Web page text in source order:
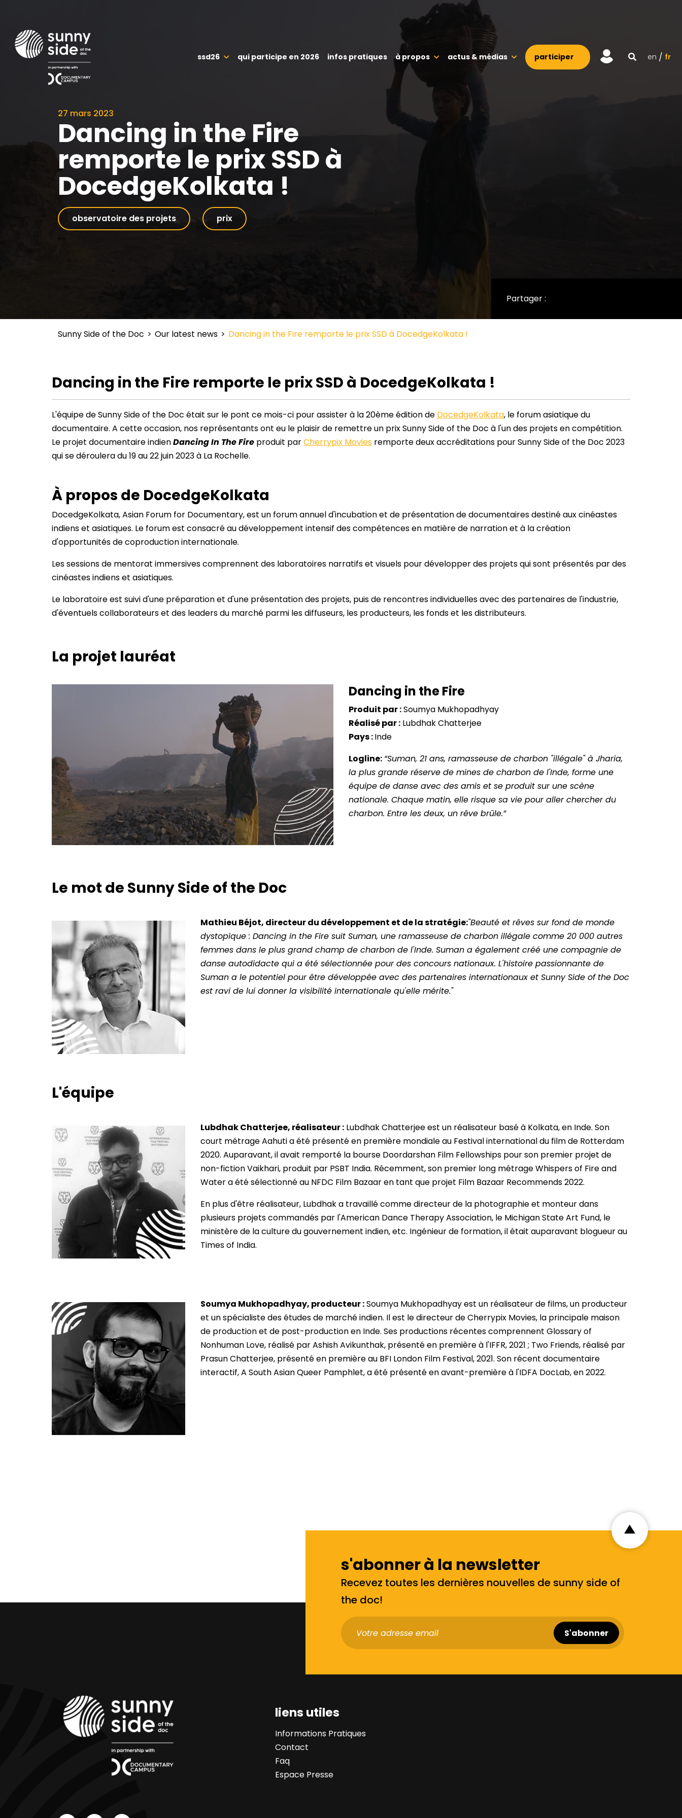
ssd26 qui participe en 2026 infos pratiques à propos actus & médias participer en fr
27 mars 2023
Dancing in the Fire
remporte le prix SSD à
DocedgeKolkata !
observatoire des projets prix
Partager :
Sunny Side of the Doc > Our latest news > Dancing in the Fire remporte le prix SSD à DocedgeKolkata !
Dancing in the Fire remporte le prix SSD à DocedgeKolkata !
L'équipe de Sunny Side of the Doc était sur le pont ce mois-ci pour assister à la 20ème édition de DocedgeKolkata, le forum asiatique du
documentaire. A cette occasion, nos représentants ont eu le plaisir de remettre un prix Sunny Side of the Doc à l'un des projets en compétition.
Le projet documentaire indienDancing In The Fire produit parCherrypix Movies remporte deux accréditations pour Sunny Side of the Doc 2023
qui se déroulera du 19 au 22 juin 2023 à La Rochelle.
À propos de DocedgeKolkata
DocedgeKolkata, Asian Forum for Documentary, est un forum annuel d'incubation et de présentation de documentaires destiné aux cinéastes
indiens et asiatiques. Le forum est consacré au développement intensif des compétences en matière de narration et à la création
d'opportunités de coproduction internationale.
Les sessions de mentorat immersives comprennent des laboratoires narratifs et visuels pour développer des projets qui sont présentés par des
cinéastes indiens et asiatiques.
Le laboratoire est suivi d'une préparation et d'une présentation des projets, puis de rencontres individuelles avec des partenaires de l'industrie,
d'éventuels collaborateurs et des leaders du marché parmi les diffuseurs, les producteurs, les fonds et les distributeurs.
La projet lauréat
Dancing in the Fire
Produit par :Soumya Mukhopadhyay
Réalisé par : Lubdhak Chatterjee
Pays :Inde
Logline: “Suman, 21 ans, ramasseuse de charbon "illégale" à Jharia,
la plus grande réserve de mines de charbon de l'Inde, forme une
équipe de danse avec des amis et se produit sur une scène
nationale. Chaque matin, elle risque sa vie pour aller chercher du
charbon. Entre les deux, un rêve brûle.”
Le mot de Sunny Side of the Doc
Mathieu Béjot, directeur du développement et de la stratégie:"Beauté et rêves sur fond de monde
dystopique : Dancing in the Fire suit Suman, une ramasseuse de charbon illégale comme 20 000 autres
femmes dans le plus grand champ de charbon de l'Inde. Suman a également créé une compagnie de
danse autodidacte qui a été sélectionnée pour des concours nationaux. L'histoire passionnante de
Suman a le potentiel pour être développée avec des partenaires internationaux et Sunny Side of the Doc
est ravi de lui donner la visibilité internationale qu'elle mérite."
L'équipe
Lubdhak Chatterjee, réalisateur :Lubdhak Chatterjee est un réalisateur basé à Kolkata, en Inde. Son
court métrage Aahuti a été présenté en première mondiale au Festival international du film de Rotterdam
2020. Auparavant, il avait remporté la bourse Doordarshan Film Fellowships pour son premier projet de
non-fiction Vaikhari, produit par PSBT India. Récemment, son premier long métrage Whispers of Fire and
Water a été sélectionné au NFDC Film Bazaar en tant que projet Film Bazaar Recommends 2022.
En plus d'être réalisateur, Lubdhak a travaillé comme directeur de la photographie et monteur dans
plusieurs projets commandés par l'American Dance Therapy Association, le Michigan State Art Fund, le
ministère de la culture du gouvernement indien, etc. Ingénieur de formation, il était auparavant blogueur au
Times of India.
Soumya Mukhopadhyay, producteur :Soumya Mukhopadhyay est un réalisateur de films, un producteur
et un spécialiste des études de marché indien. Il est le directeur de Cherrypix Movies, la principale maison
de production et de post-production en Inde. Ses productions récentes comprennent Glossary of
Nonhuman Love, réalisé par Ashish Avikunthak, présenté en première à l'IFFR, 2021 ; Two Friends, réalisé par
Prasun Chatterjee, présenté en première au BFI London Film Festival, 2021. Son récent documentaire
interactif, A South Asian Queer Pamphlet, a été présenté en avant-première à l'IDFA DocLab, en 2022.
s'abonner à la newsletter
Recevez toutes les dernières nouvelles de sunny side of
the doc!
liens utiles
Informations Pratiques
Contact
Faq
Espace Presse